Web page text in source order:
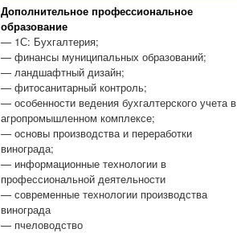
Дополнительное профессиональное
образование
— 1С: Бухгалтерия;
— финансы муниципальных образований;
— ландшафтный дизайн;
— фитосанитарный контроль;
— особенности ведения бухгалтерского учета в
агропромышленном комплексе;
— основы производства и переработки
винограда;
— информационные технологии в
профессиональной деятельности
— современные технологии производства
винограда
— пчеловодство